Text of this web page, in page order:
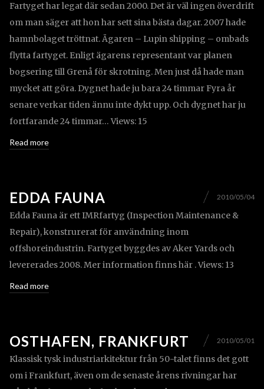
Fartyget har legat där sedan 2000. Det är väl ingen överdrift
om man säger att hon har sett sina bästa dagar. 2007 hade
hamnbolaget tröttnat. Ägaren – Lupin shipping – ombads
flytta fartyget. Enligt ägarens representant var planen
bogsering till Grenå för skrotning. Men just då hade man
mycket att göra. Dygnet hade ju bara 24 timmar Fyra år
senare verkar tiden ännu inte dykt upp. Och dygnet har ju
fortfarande 24 timmar… Views: 15
Read more
EDDA FAUNA 2010/05/04
Edda Fauna är ett IMRfartyg (Inspection Maintenance &
Repair), konstrurerat för användning inom
offshoreindustrin. Fartyget byggdes av Aker Yards och
levererades 2008. Mer information finns här . Views: 13
Read more
OSTHAFEN, FRANKFURT 2010/05/01
Klassisk tysk industriarkitektur från 50-talet finns det gott
om i Frankfurt, även om de senaste årens rivningar har